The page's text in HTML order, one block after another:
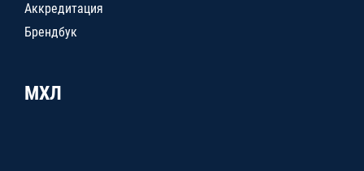
Аккредитация
Брендбук
МХЛ